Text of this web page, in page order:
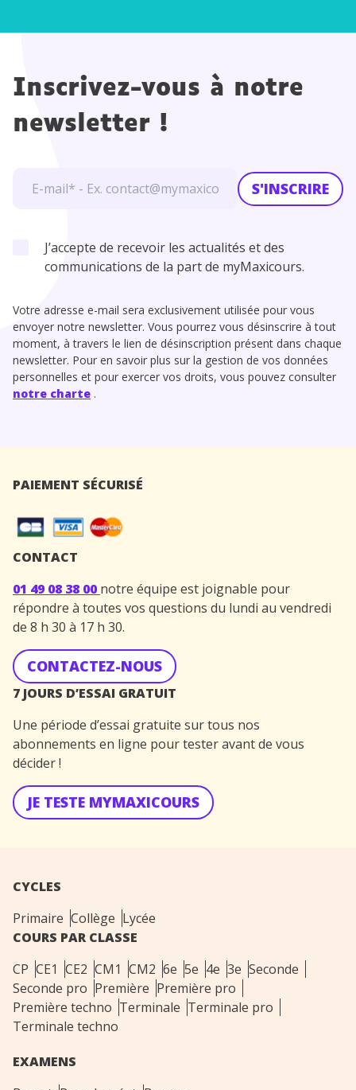
Inscrivez-vous à notre
newsletter !
S'INSCRIRE
J’accepte de recevoir les actualités et des
communications de la part de myMaxicours.
Votre adresse e-mail sera exclusivement utilisée pour vous
envoyer notre newsletter. Vous pourrez vous désinscrire à tout
moment, à travers le lien de désinscription présent dans chaque
newsletter. Pour en savoir plus sur la gestion de vos données
personnelles et pour exercer vos droits, vous pouvez consulter
notre charte .
PAIEMENT SÉCURISÉ
CONTACT
01 49 08 38 00 notre équipe est joignable pour
répondre à toutes vos questions du lundi au vendredi
de 8 h 30 à 17 h 30.
CONTACTEZ-NOUS
7 JOURS D’ESSAI GRATUIT
Une période d’essai gratuite sur tous nos
abonnements en ligne pour tester avant de vous
décider !
JE TESTE MYMAXICOURS
CYCLES
Primaire Collège Lycée
COURS PAR CLASSE
CP CE1 CE2 CM1 CM2 6e 5e 4e 3e Seconde
Seconde pro Première Première pro
Première techno Terminale Terminale pro
Terminale techno
EXAMENS